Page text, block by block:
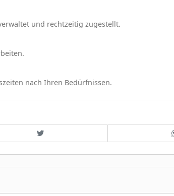
und rechtzeitig zugestellt.
nach Ihren Bedürfnissen.